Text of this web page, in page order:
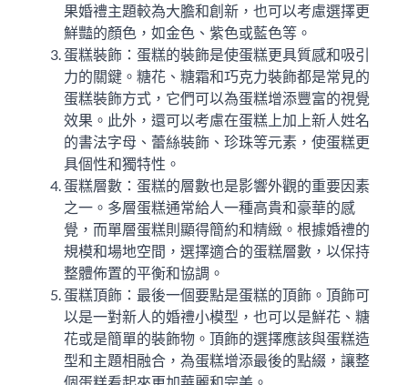
果婚禮主題較為大膽和創新，也可以考慮選擇更
鮮豔的顏色，如金色、紫色或藍色等。
蛋糕裝飾：蛋糕的裝飾是使蛋糕更具質感和吸引
力的關鍵。糖花、糖霜和巧克力裝飾都是常見的
蛋糕裝飾方式，它們可以為蛋糕增添豐富的視覺
效果。此外，還可以考慮在蛋糕上加上新人姓名
的書法字母、蕾絲裝飾、珍珠等元素，使蛋糕更
具個性和獨特性。
蛋糕層數：蛋糕的層數也是影響外觀的重要因素
之一。多層蛋糕通常給人一種高貴和豪華的感
覺，而單層蛋糕則顯得簡約和精緻。根據婚禮的
規模和場地空間，選擇適合的蛋糕層數，以保持
整體佈置的平衡和協調。
蛋糕頂飾：最後一個要點是蛋糕的頂飾。頂飾可
以是一對新人的婚禮小模型，也可以是鮮花、糖
花或是簡單的裝飾物。頂飾的選擇應該與蛋糕造
型和主題相融合，為蛋糕增添最後的點綴，讓整